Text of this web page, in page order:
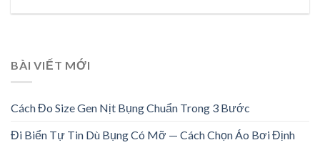
BÀI VIẾT MỚI
Cách Đo Size Gen Nịt Bụng Chuẩn Trong 3 Bước
Đi Biển Tự Tin Dù Bụng Có Mỡ — Cách Chọn Áo Bơi Định